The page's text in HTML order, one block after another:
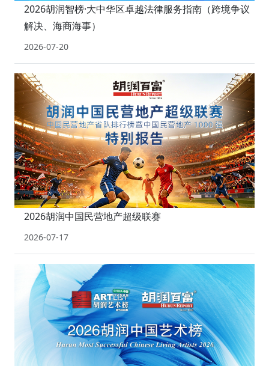
2026胡润智榜·大中华区卓越法律服务指南（跨境争议
解决、海商海事）
2026-07-20
2026胡润中国民营地产超级联赛
2026-07-17